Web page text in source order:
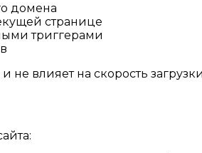
домена
странице
триггерами
не влияет на скорость